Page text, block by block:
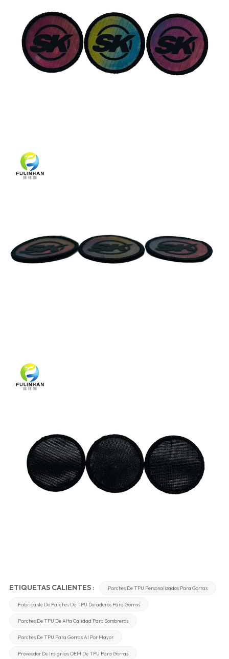
ETIQUETAS CALIENTES : Parches De TPU Personalizados Para Gorras
Fabricante De Parches De TPU Duraderos Para Gorras
Parches De TPU De Alta Calidad Para Sombreros
Parches De TPU Para Gorras Al Por Mayor
Proveedor De Insignias OEM De TPU Para Gorras